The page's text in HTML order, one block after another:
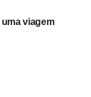
ativa no
para todos os
viagem